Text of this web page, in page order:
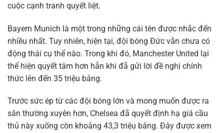
cuộc cạnh tranh quyết liệt.
Bayern Munich là một trong những cái tên được nhắc đến
nhiều nhất. Tuy nhiên, hiện tại, đội bóng Đức vẫn chưa có
động thái cụ thể nào. Trong khi đó, Manchester United lại
thể hiện quyết tâm hơn hẳn khi đã gửi lời đề nghị chính
thức lên đến 35 triệu bảng.
Trước sức ép từ các đội bóng lớn và mong muốn được ra
sân thường xuyên hơn, Chelsea đã quyết định hạ giá cầu
thủ này xuống còn khoảng 43,3 triệu bảng. Đây được xem